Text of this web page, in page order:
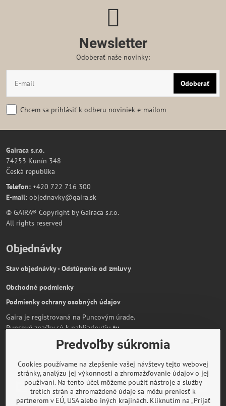
Newsletter
Odoberať naše novinky:
Odoberať
Chcem sa prihlásiť k odberu noviniek e-mailom
Gairaca s.r.o.
74253 Kunín 348
Česká republika
Telefon: +420 722 716 300
E-mail: objednavky@gaira.sk
© GAIRA® Copyright by Gairaca s.r.o.
All rights reserved
Objednávky
Stav objednávky - Odstúpenie od zmluvy
Obchodné podmienky
Podmienky ochrany osobných údajov
Gaira je registrovaná na Puncovým úrade.
Puncové značky sú k nahliadnutiutu.
Partnerská stránka:AmiraShop.sk Bypami.cz
Informácie o platbe kartou
Predvoľby súkromia
Cookies používame na zlepšenie vašej návštevy tejto webovej
stránky, analýzu jej výkonnosti a zhromažďovanie údajov o jej
používaní. Na tento účel môžeme použiť nástroje a služby
tretích strán a zhromaždené údaje sa môžu preniesť k
partnerom v EÚ, USA alebo iných krajinách. Kliknutím na „Prijať